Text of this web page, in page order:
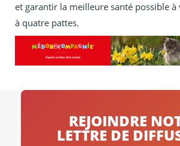
et garantir la meilleure santé possible
à quatre pattes.
REJOINDRE
LETTRE DE